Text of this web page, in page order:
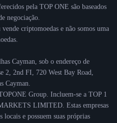
pela TOP ONE são baseados
negociação.
criptomoedas e não somos uma
Cayman, sob o endereço de
2, 2nd FI, 720 West Bay Road,
Cayman.
Group. Incluem-se a TOP 1
LIMITED. Estas empresas
locais e possuem suas próprias